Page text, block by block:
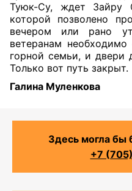
Туюк-Су, ждет Зайру
которой позволено
вечером или рано
ветеранам необходимо
горной семьи, и
Только вот путь закрыт.
Галина Муленкова
Здесь могла бы
+7